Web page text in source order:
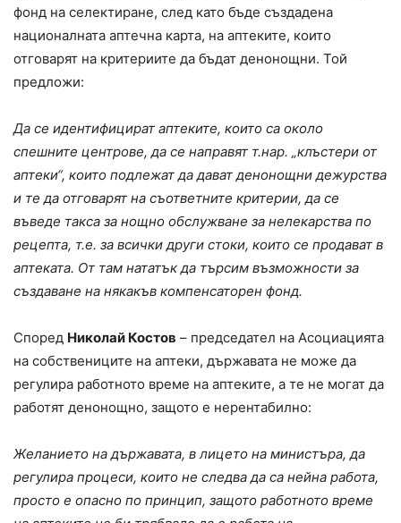
фонд на селектиране, след като бъде създадена
националната аптечна карта, на аптеките, които
отговарят на критериите да бъдат денонощни. Той
предложи:
Да се идентифицират аптеките, които са около
спешните центрове, да се направят т.нар. „клъстери от
аптеки“, които подлежат да дават денонощни дежурства
и те да отговарят на съответните критерии, да се
въведе такса за нощно обслужване за нелекарства по
рецепта, т.е. за всички други стоки, които се продават в
аптеката. От там нататък да търсим възможности за
създаване на някакъв компенсаторен фонд.
Според Николай Костов – председател на Асоциацията
на собствениците на аптеки, държавата не може да
регулира работното време на аптеките, а те не могат да
работят денонощно, защото е нерентабилно:
Желанието на държавата, в лицето на министъра, да
регулира процеси, които не следва да са нейна работа,
просто е опасно по принцип, защото работното време